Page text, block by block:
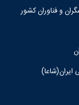
و فناوران کشور
ایران(شاعا)